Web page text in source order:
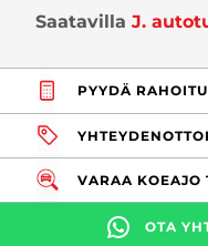
Saatavilla J.
PYYDÄ
VARAA KOEAJO
OTA